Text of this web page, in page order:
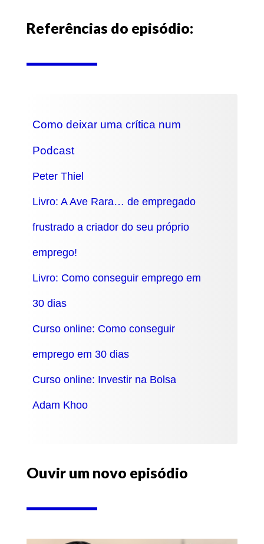
Referências do episódio:
Como deixar uma crítica num
Podcast
Peter Thiel
Livro: A Ave Rara… de empregado
frustrado a criador do seu próprio
emprego!
Livro: Como conseguir emprego em
30 dias
Curso online: Como conseguir
emprego em 30 dias
Curso online: Investir na Bolsa
Adam Khoo
Ouvir um novo episódio